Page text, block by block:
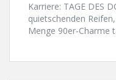
Karriere: TAGE DES
quietschenden
Menge 90er-Charme